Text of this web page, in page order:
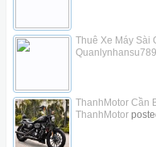
Thuê Xe Máy Sài
Quanlynhansu789
ThanhMotor Cần
ThanhMotor